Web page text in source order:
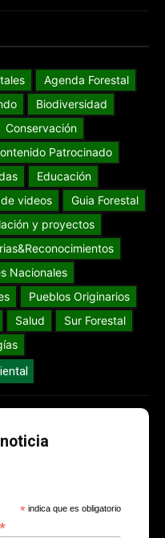
Agenda Forestal
Biodiversidad
Conservación
Patrocinado
Educación
videos
Guia Forestal
y proyectos
Nacionales
Pueblos Originarios
Salud
Sur Forestal
* indica que es obligatorio
*